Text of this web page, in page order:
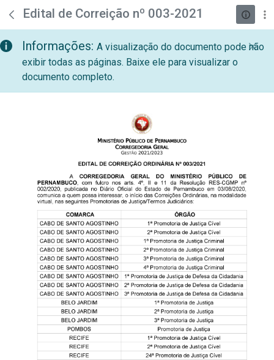
Pular para o Conteúdo principal
teste descricao
Edital de Correição nº 003-2021
Informações: A visualização do documento pode não
exibir todas as páginas. Baixe ele para visualizar o
documento completo.